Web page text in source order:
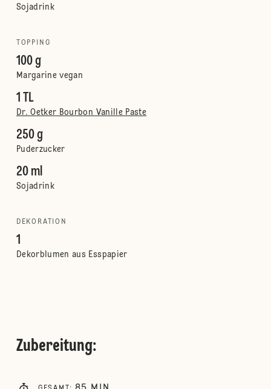
Sojadrink
TOPPING
100 g
Margarine vegan
1 TL
Dr. Oetker Bourbon Vanille Paste
250 g
Puderzucker
20 ml
Sojadrink
DEKORATION
1
Dekorblumen aus Esspapier
Zubereitung: